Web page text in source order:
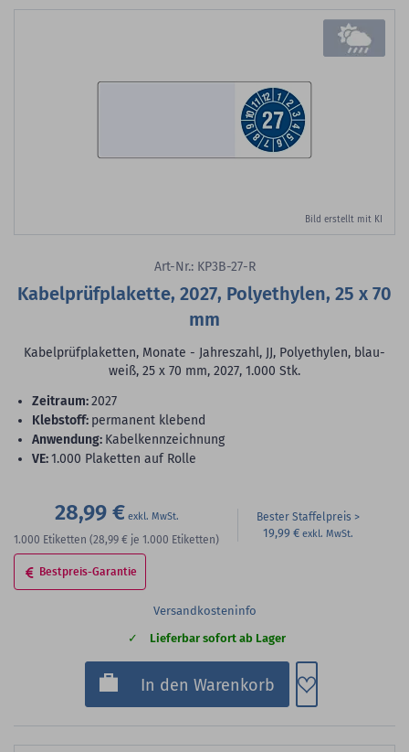
Bild erstellt mit KI
Art-Nr.: KP3B-27-R
Kabelprüfplakette, 2027, Polyethylen, 25 x 70
mm
Kabelprüfplaketten, Monate - Jahreszahl, JJ, Polyethylen, blau-
weiß, 25 x 70 mm, 2027, 1.000 Stk.
Zeitraum:2027
Klebstoff: permanent klebend
Anwendung: Kabelkennzeichnung
VE:1.000 Plaketten auf Rolle
28,99 €
1.000 Etiketten (28,99 € je 1.000 Etiketten)
Bester Staffelpreis
19,99 €
Bestpreis-Garantie
Versandkosteninfo
Lieferbar sofort ab Lager
In den Warenkorb Zum